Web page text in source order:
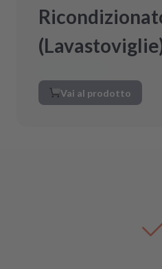
Vai al prodotto